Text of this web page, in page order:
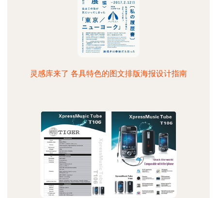
灵感库来了 各具特色的图文排版海报设计指南